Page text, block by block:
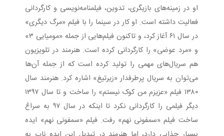
او در زمینه‌های بازیگری، تدوین، فیلمنامه‌نویسی و کارگردانی
فعالیت داشته است. او کار در سینما را با فیلم «مرگ دیگری»
در سال ۶۱ آغاز کرد، و تاکنون فیلم‌هایی از جمله «مومیایی ۳»
و «مرد عوضی» را کارگردانی کرده است. هنرمند در تلویزیون
هم سریال‌های مهمی را تولید کرده است که از جمله آن‌ها
می‌توان به سریال پرطرفدار «زیرتیغ» اشاره کرد. هنرمند سال
۱۳۸۰ فیلم «عزیزم من کوک نیستم» را ساخت و تا سال ۱۳۹۷
دیگر فیلمی را کارگردانی نکرد تا اینکه در سال ۹۷ به سراغ
ساخت فیلم «سمفونی نهم» رفت. فیلم «سمفونی نهم» ایده